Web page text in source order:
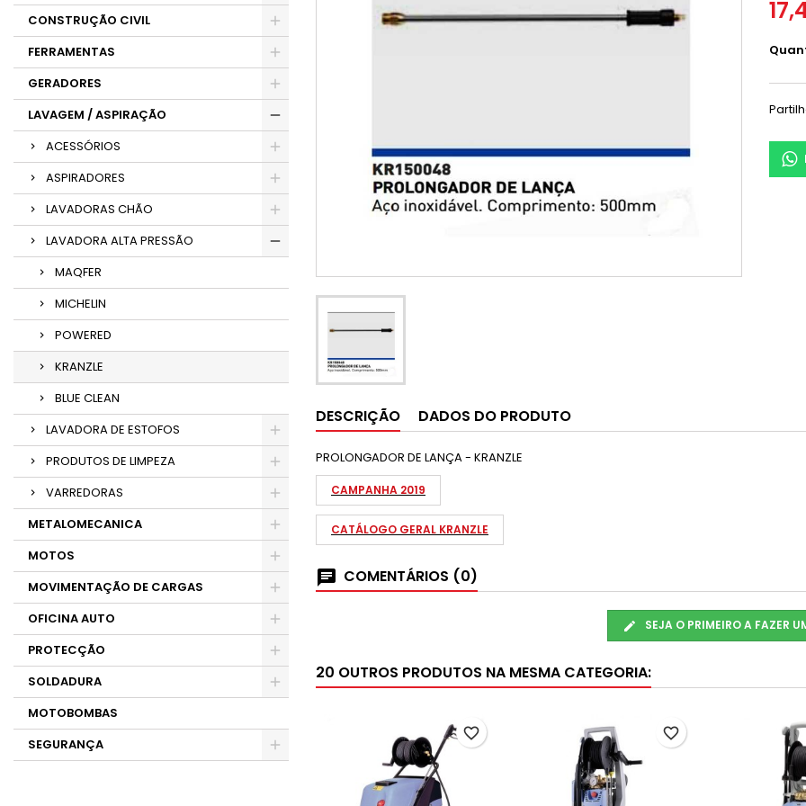
CONSTRUÇÃO CIVIL
FERRAMENTAS
GERADORES
LAVAGEM / ASPIRAÇÃO
ACESSÓRIOS
ASPIRADORES
LAVADORAS CHÃO
LAVADORA ALTA PRESSÃO
MAQFER
MICHELIN
POWERED
KRANZLE
BLUE CLEAN
LAVADORA DE ESTOFOS
PRODUTOS DE LIMPEZA
VARREDORAS
METALOMECANICA
MOTOS
MOVIMENTAÇÃO DE CARGAS
OFICINA AUTO
PROTECÇÃO
SOLDADURA
MOTOBOMBAS
SEGURANÇA
DESCRIÇÃO DADOS DO PRODUTO
PROLONGADOR DE LANÇA - KRANZLE
CAMPANHA 2019
CATÁLOGO GERAL KRANZLE
COMENTÁRIOS (0)
SEJA O PRIMEIRO A FAZER
20 OUTROS PRODUTOS NA MESMA CATEGORIA:
favorite_border favorite_border